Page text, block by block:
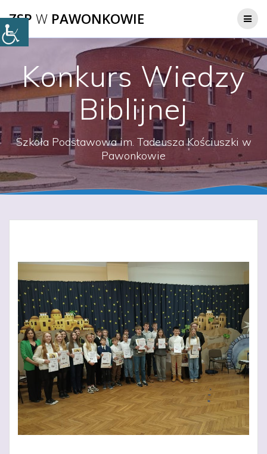
do
ZSP W PAWONKOWIE
Konkurs Wiedzy
Biblijnej
Szkoła Podstawowa im. Tadeusza Kościuszki w
Pawonkowie